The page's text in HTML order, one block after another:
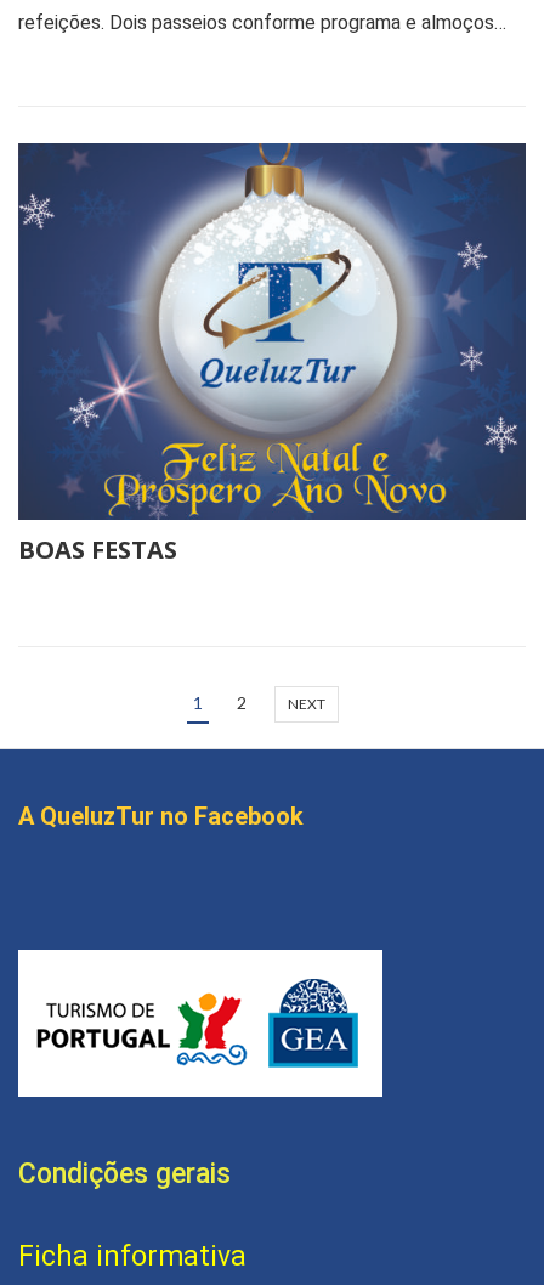
refeições. Dois passeios conforme programa e almoços…
BOAS FESTAS
1 2 NEXT
A QueluzTur no Facebook
Condições gerais
Ficha informativa